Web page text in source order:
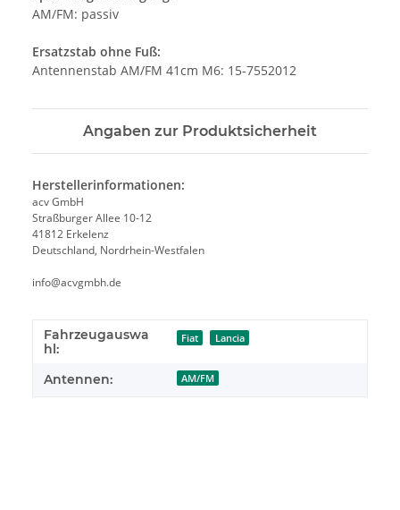
AM/FM: passiv
Ersatzstab ohne Fuß:
Antennenstab AM/FM 41cm M6: 15-7552012
Angaben zur Produktsicherheit
Herstellerinformationen:
acv GmbH
Straßburger Allee 10-12
41812 Erkelenz
Deutschland, Nordrhein-Westfalen
info@acvgmbh.de
Fahrzeugauswa
hl:
Fiat Lancia
Antennen: AM/FM